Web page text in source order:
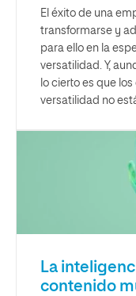
El éxito de una
transformarse y
para ello en la
versatilidad. Y,
lo cierto es que
versatilidad no
La
contenido